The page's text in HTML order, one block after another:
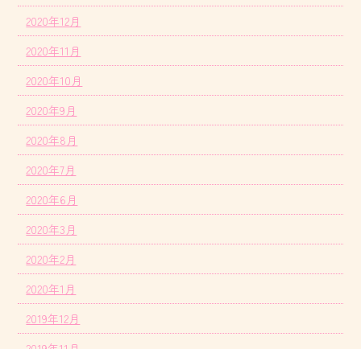
2020年12月
2020年11月
2020年10月
2020年9月
2020年8月
2020年7月
2020年6月
2020年3月
2020年2月
2020年1月
2019年12月